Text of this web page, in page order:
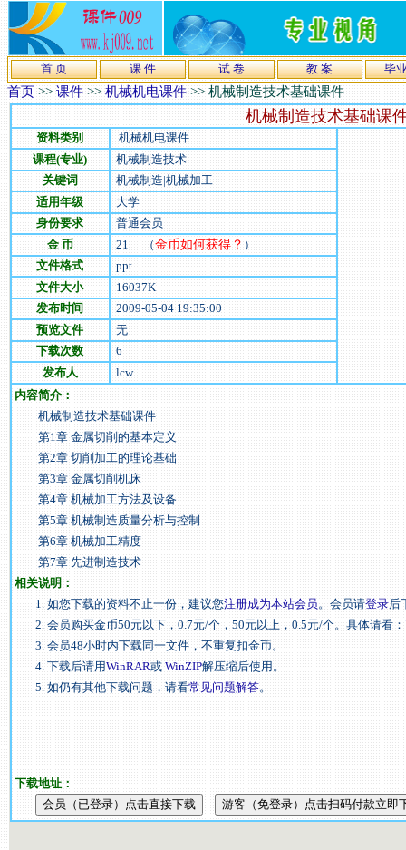
首 页 课 件 试 卷 教 案 毕
首页>>课件>>机械机电课件>>机械制造技术基础课件
机械制造技术基础课
资料类别
机械机电课件
课程(专业)
机械制造技术
关键词
机械制造|机械加工
适用年级
大学
身份要求
普通会员
金 币
21（金币如何获得？）
文件格式
ppt
文件大小
16037K
发布时间
2009-05-04 19:35:00
预览文件
无
下载次数
6
发布人
lcw
内容简介：
机械制造技术基础课件
第1章 金属切削的基本定义
第2章 切削加工的理论基础
第3章 金属切削机床
第4章 机械加工方法及设备
第5章 机械制造质量分析与控制
第6章 机械加工精度
第7章 先进制造技术
相关说明：
1. 如您下载的资料不止一份，建议您注册成为本站会员。会员请登录后
2. 会员购买金币50元以下，0.7元/个，50元以上，0.5元/个。具体请看：
3. 会员48小时内下载同一文件，不重复扣金币。
4. 下载后请用WinRAR或WinZIP解压缩后使用。
5. 如仍有其他下载问题，请看常见问题解答。
下载地址：